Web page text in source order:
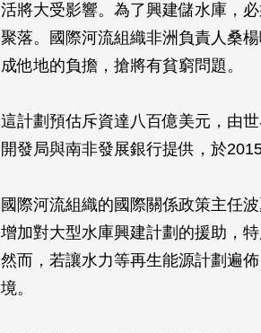
活將大受影響。為了興建儲水庫，
聚落。國際河流組織非洲負責人桑
成他地的負擔，搶將有貧窮問題。
這計劃預估斥資達八百億美元，由
開發局與南非發展銀行提供，於
國際河流組織的國際關係政策主任
增加對大型水庫興建計劃的援助，
然而，若讓水力等再生能源計劃遍
境。